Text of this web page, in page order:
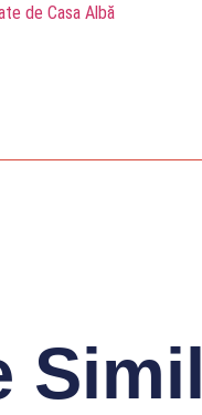
de Casa Albă